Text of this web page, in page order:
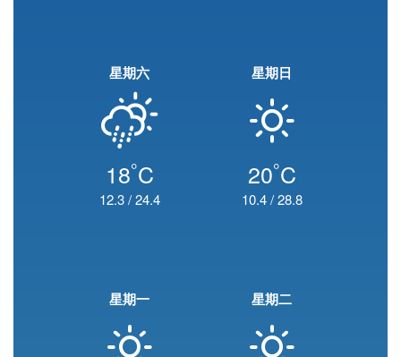
星期六
18°C
12.3/24.4
星期日
20°C
10.4/28.8
星期一 星期二